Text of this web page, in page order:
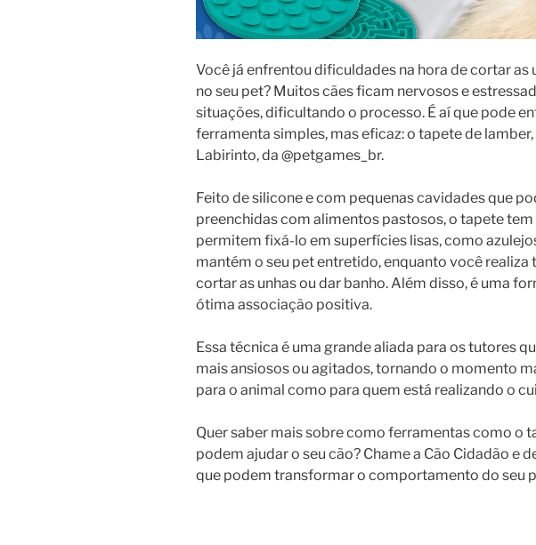
Você já enfrentou dificuldades na hora de cortar as
no seu pet? Muitos cães ficam nervosos e
situações, dificultando o processo. É aí que pode
ferramenta simples, mas eficaz: o tapete de
Labirinto, da @petgames_br.
Feito de silicone e com pequenas cavidades que
preenchidas com alimentos pastosos, o tapete
permitem fixá-lo em superfícies lisas, como
mantém o seu pet entretido, enquanto você realiza
cortar as unhas ou dar banho. Além disso, é uma
ótima associação positiva.
Essa técnica é uma grande aliada para os tutores
mais ansiosos ou agitados, tornando o momento
para o animal como para quem está realizando o
Quer saber mais sobre como ferramentas como o
podem ajudar o seu cão? Chame a Cão Cidadão e
que podem transformar o comportamento do seu